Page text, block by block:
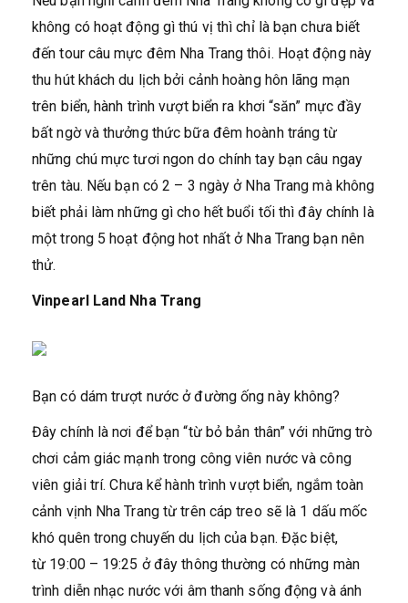
không có hoạt động gì thú vị thì chỉ là bạn chưa biết
đến tour câu mực đêm Nha Trang thôi. Hoạt động này
thu hút khách du lịch bởi cảnh hoàng hôn lãng mạn
trên biển, hành trình vượt biển ra khơi “săn” mực đầy
bất ngờ và thưởng thức bữa đêm hoành tráng từ
những chú mực tươi ngon do chính tay bạn câu ngay
trên tàu. Nếu bạn có 2 – 3 ngày ở Nha Trang mà không
biết phải làm những gì cho hết buổi tối thì đây chính là
một trong 5 hoạt động hot nhất ở Nha Trang bạn nên
thử.
Vinpearl Land Nha Trang
Bạn có dám trượt nước ở đường ống này không?
Đây chính là nơi để bạn “từ bỏ bản thân” với những trò
chơi cảm giác mạnh trong công viên nước và công
viên giải trí. Chưa kể hành trình vượt biển, ngắm toàn
cảnh vịnh Nha Trang từ trên cáp treo sẽ là 1 dấu mốc
khó quên trong chuyến du lịch của bạn. Đặc biệt,
từ 19:00 – 19:25 ở đây thông thường có những màn
trình diễn nhạc nước với âm thanh sống động và ánh